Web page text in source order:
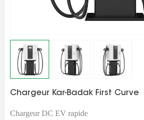
Chargeur Kar-Badak First Curve
Chargeur DC EV rapide